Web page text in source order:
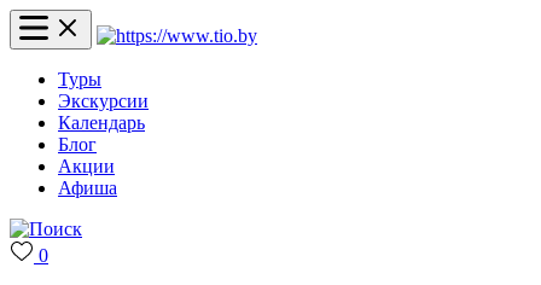
Туры
Экскурсии
Календарь
Блог
Акции
Афиша
0